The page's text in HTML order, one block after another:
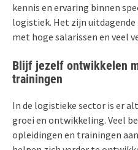
kennis en ervaring binnen
logistiek. Het zijn uitdagende
met hoge salarissen en veel
Blijf jezelf ontwikkelen
trainingen
In de logistieke sector is er
groei en ontwikkeling. Veel
opleidingen en trainingen